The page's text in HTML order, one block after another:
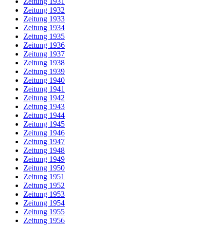
Zeitung 1932
Zeitung 1933
Zeitung 1934
Zeitung 1935
Zeitung 1936
Zeitung 1937
Zeitung 1938
Zeitung 1939
Zeitung 1940
Zeitung 1941
Zeitung 1942
Zeitung 1943
Zeitung 1944
Zeitung 1945
Zeitung 1946
Zeitung 1947
Zeitung 1948
Zeitung 1949
Zeitung 1950
Zeitung 1951
Zeitung 1952
Zeitung 1953
Zeitung 1954
Zeitung 1955
Zeitung 1956